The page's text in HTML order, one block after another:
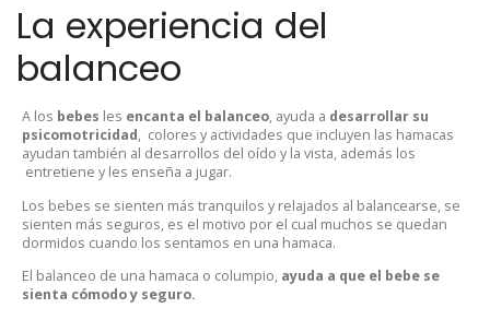
La experiencia del
balanceo
A los bebes les encanta el balanceo, ayuda a desarrollar su
psicomotricidad, colores y actividades que incluyen las hamacas
ayudan también al desarrollos del oído y la vista, además los
entretiene y les enseña a jugar.
Los bebes se sienten más tranquilos y relajados al balancearse, se
sienten más seguros, es el motivo por el cual muchos se quedan
dormidos cuando los sentamos en una hamaca.
El balanceo de una hamaca o columpio, ayuda a que el bebe se
sienta cómodo y seguro.